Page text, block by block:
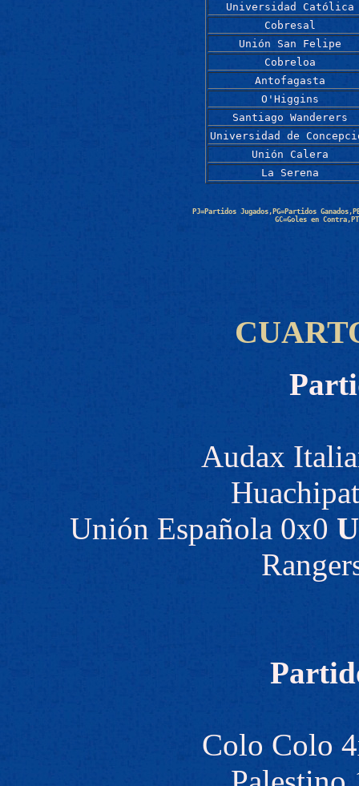
Universidad Católica
Cobresal
Unión San Felipe
Cobreloa
Antofagasta
O'Higgins
Santiago Wanderers
Universidad de
Unión Calera
La Serena
PJ=Partidos Jugados,PG=Partidos
GC=Goles en
Audax
Unión Española 0x0
Colo Colo